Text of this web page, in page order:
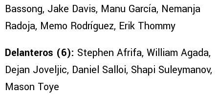
Bassong, Jake Davis, Manu García, Nemanja
Radoja, Memo Rodríguez, Erik Thommy
Delanteros (6): Stephen Afrifa, William Agada,
Dejan Joveljic, Daniel Salloi, Shapi Suleymanov,
Mason Toye